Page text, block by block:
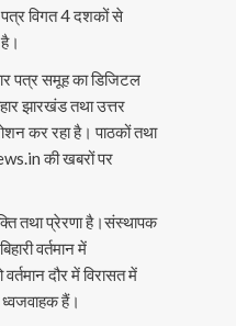
पत्र विगत 4 दशकों से
पत्र समूह का डिजिटल
झारखंड तथा उत्तर
कर रहा है। पाठकों तथा
की खबरों पर
तथा प्रेरणा है।संस्थापक
वर्तमान में
दौर में विरासत में
ध्वजवाहक हैं।